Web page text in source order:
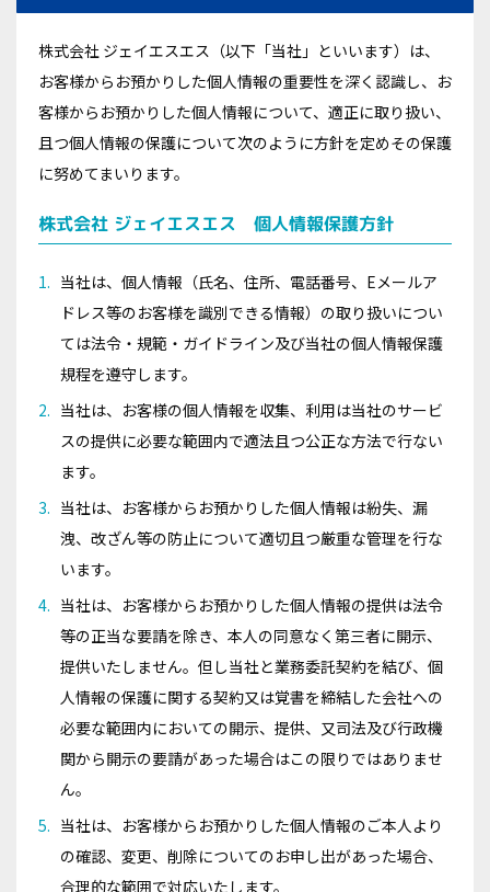
株式会社 ジェイエスエス（以下「当社」といいます）は、
お客様からお預かりした個人情報の重要性を深く認識し、お
客様からお預かりした個人情報について、適正に取り扱い、
且つ個人情報の保護について次のように方針を定めその保護
に努めてまいります。
株式会社 ジェイエスエス 個人情報保護方針
当社は、個人情報（氏名、住所、電話番号、Eメールア
ドレス等のお客様を識別できる情報）の取り扱いについ
ては法令・規範・ガイドライン及び当社の個人情報保護
規程を遵守します。
当社は、お客様の個人情報を収集、利用は当社のサービ
スの提供に必要な範囲内で適法且つ公正な方法で行ない
ます。
当社は、お客様からお預かりした個人情報は紛失、漏
洩、改ざん等の防止について適切且つ厳重な管理を行な
います。
当社は、お客様からお預かりした個人情報の提供は法令
等の正当な要請を除き、本人の同意なく第三者に開示、
提供いたしません。但し当社と業務委託契約を結び、個
人情報の保護に関する契約又は覚書を締結した会社への
必要な範囲内においての開示、提供、又司法及び行政機
関から開示の要請があった場合はこの限りではありませ
ん。
当社は、お客様からお預かりした個人情報のご本人より
の確認、変更、削除についてのお申し出があった場合、
合理的な範囲で対応いたします。